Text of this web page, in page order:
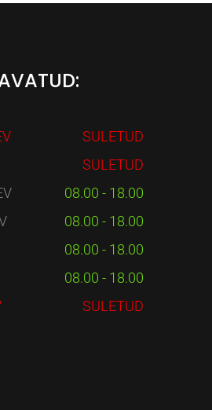
SULETUD
SULETUD
08.00 - 18.00
08.00 - 18.00
08.00 - 18.00
08.00 - 18.00
SULETUD